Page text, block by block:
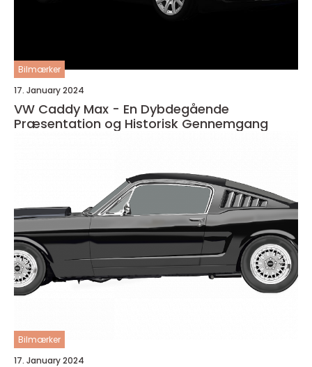
Bilmærker
17. January 2024
VW Caddy Max - En Dybdegående
Præsentation og Historisk Gennemgang
Bilmærker
17. January 2024